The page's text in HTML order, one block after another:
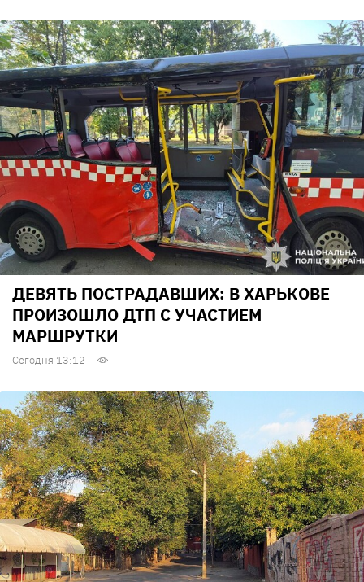
ДЕВЯТЬ ПОСТРАДАВШИХ: В ХАРЬКОВЕ
ПРОИЗОШЛО ДТП С УЧАСТИЕМ
МАРШРУТКИ
Сегодня 13:12